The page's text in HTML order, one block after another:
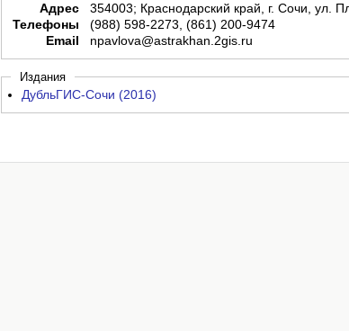
Адрес
354003; Краснодарский край, г. Сочи, ул.
Телефоны
(988) 598-2273, (861) 200-9474
Email
npavlova@astrakhan.2gis.ru
Издания
ДубльГИС-Сочи (2016)